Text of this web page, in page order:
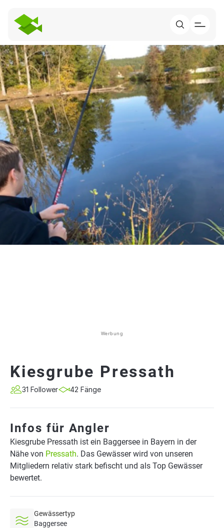
Werbung
Kiesgrube Pressath
31 Follower 42 Fänge
Infos für Angler
Kiesgrube Pressath ist ein Baggersee in Bayern in der
Nähe von Pressath. Das Gewässer wird von unseren
Mitgliedern relativ stark befischt und als Top Gewässer
bewertet.
Gewässertyp
Baggersee